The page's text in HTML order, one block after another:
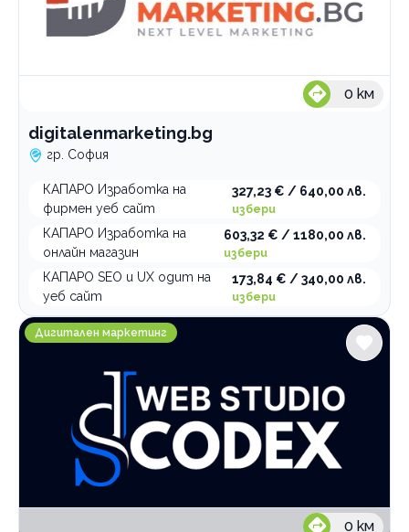
0 км
digitalenmarketing.bg
гр. София
КАПАРО Изработка на
фирмен уеб сайт
327,23 € / 640,00 лв.
избери
КАПАРО Изработка на
онлайн магазин
603,32 € / 1180,00 лв.
избери
КАПАРО SEO и UX одит на
уеб сайт
173,84 € / 340,00 лв.
избери
Web Studio DS CODEX
Дигитален маркетинг
0 км